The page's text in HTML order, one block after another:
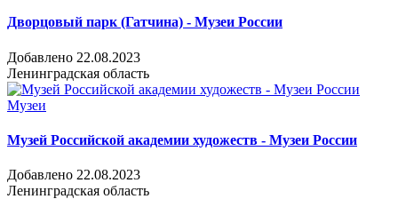
Дворцовый парк (Гатчина) - Музеи России
Добавлено 22.08.2023
Ленинградская область
Музеи
Музей Российской академии художеств - Музеи России
Добавлено 22.08.2023
Ленинградская область